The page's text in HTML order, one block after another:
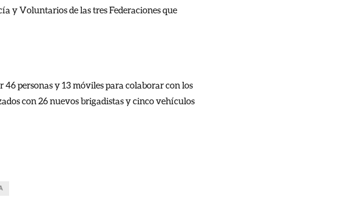
y Voluntarios de las tres Federaciones que
personas y 13 móviles para colaborar con los
con 26 nuevos brigadistas y cinco vehículos